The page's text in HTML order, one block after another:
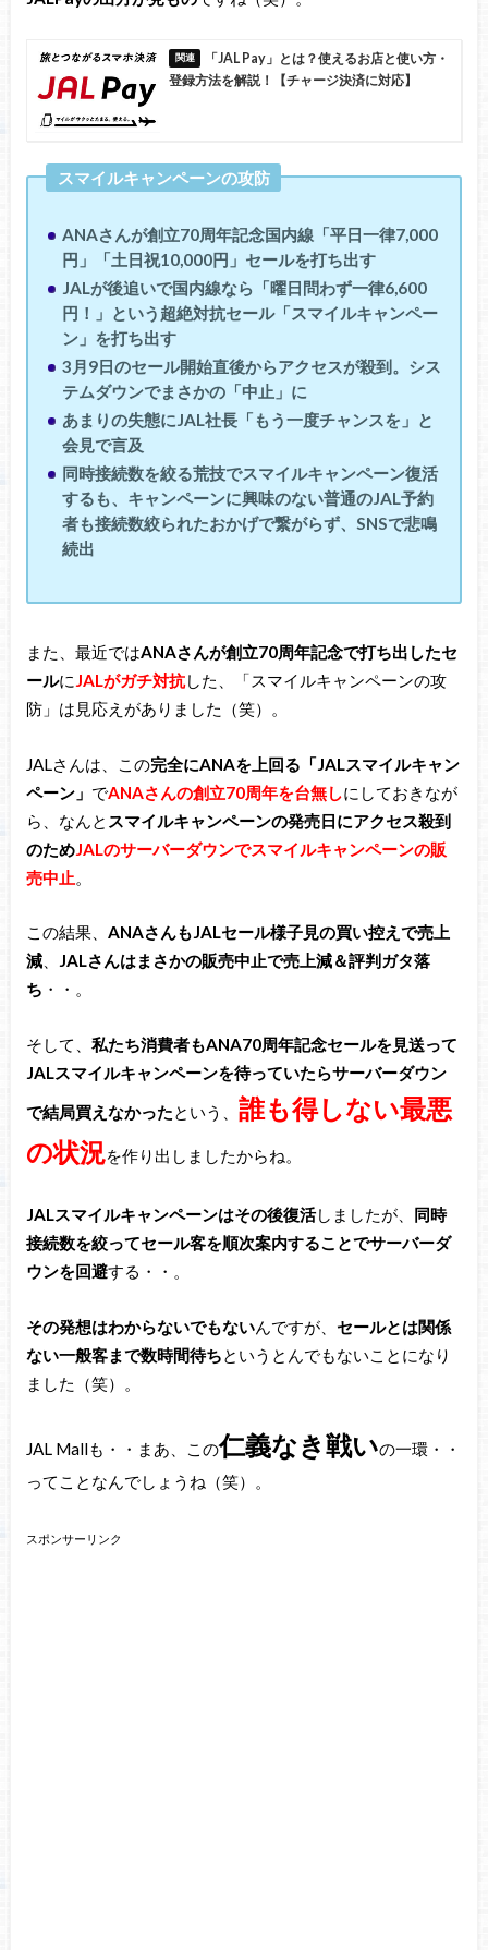
「JAL Pay」とは？使えるお店と使い方・
登録方法を解説！【チャージ決済に対応】
スマイルキャンペーンの攻防
ANAさんが創立70周年記念国内線「平日一律7,000
円」「土日祝10,000円」セールを打ち出す
JALが後追いで国内線なら「曜日問わず一律6,600
円！」という超絶対抗セール「スマイルキャンペー
ン」を打ち出す
3月9日のセール開始直後からアクセスが殺到。シス
テムダウンでまさかの「中止」に
あまりの失態にJAL社長「もう一度チャンスを」と
会見で言及
同時接続数を絞る荒技でスマイルキャンペーン復活
するも、キャンペーンに興味のない普通のJAL予約
者も接続数絞られたおかげで繋がらず、SNSで悲鳴
続出
また、最近ではANAさんが創立70周年記念で打ち出したセ
ールにJALがガチ対抗した、「スマイルキャンペーンの攻
防」は見応えがありました（笑）。
JALさんは、この完全にANAを上回る「JALスマイルキャン
ペーン」 でANAさんの創立70周年を台無しにしておきなが
ら、なんと スマイルキャンペーンの発売日にアクセス殺到
のためJALのサーバーダウンでスマイルキャンペーンの販
売中止。
この結果、 ANAさんもJALセール様子見の買い控えで売上
減、 JALさんはまさかの販売中止で売上減＆評判ガタ落
ち ・・。
そして、 私たち消費者もANA70周年記念セールを見送って
JALスマイルキャンペーンを待っていたらサーバーダウン
で結局買えなかったという、 誰も得しない最悪
の状況を作り出しましたからね。
JALスマイルキャンペーンはその後復活しましたが、 同時
接続数を絞ってセール客を順次案内することでサーバーダ
ウンを回避する・・。
その発想はわからないでもないんですが、 セールとは関係
ない一般客まで数時間待ちというとんでもないことになり
ました（笑）。
JAL Mallも・・まあ、この仁義なき戦いの一環・・
ってことなんでしょうね（笑）。
スポンサーリンク